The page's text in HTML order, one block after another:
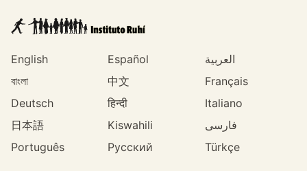
English Español
العربية
বাংলা
中文
Français
Deutsch
हिन्दी
Italiano
日本語
Kiswahili
فارسی
Português
Русский Türkçe